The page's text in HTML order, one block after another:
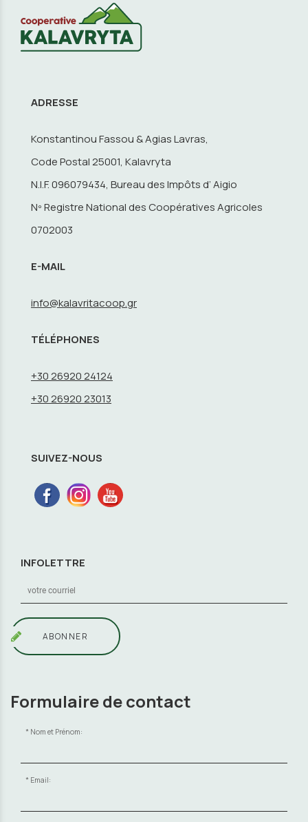
ADRESSE
Konstantinou Fassou & Agias Lavras,
Code Postal 25001, Kalavryta
N.I.F. 096079434, Bureau des Impôts d’ Aigio
Nº Registre National des Coopératives Agricoles
0702003
E-MAIL
info@kalavritacoop.gr
TÉLÉPHONES
+30 26920 24124
+30 26920 23013
SUIVEZ-NOUS
INFOLETTRE
ABONNER
Formulaire de contact
Nom et Prénom:
Email: